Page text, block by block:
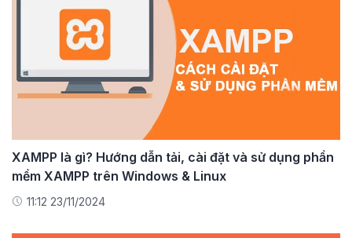
XAMPP là gì? Hướng dẫn tải, cài đặt và sử dụng phần
mềm XAMPP trên Windows & Linux
11:12 23/11/2024